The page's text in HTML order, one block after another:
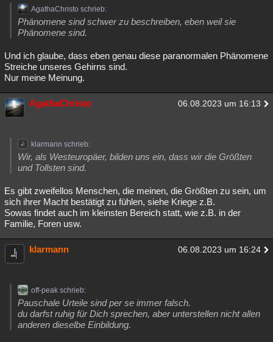
AgathaChristo schrieb:
Phänomene sind schwer zu beschreiben, eben weil sie
Phänomene sind.
Und ich glaube, dass eben genau diese paranormalen Phänomene
Streiche unseres Gehirns sind.
Nur meine Meinung.
AgathaChristo 06.08.2023 um 16:13
klarmann schrieb:
Wir, als Westeuropäer, bilden uns ein, dass wir die Größten
und Tollsten sind.
Es gibt zweifellos Menschen, die meinen, die Größten zu sein, um
sich ihrer Macht bestätigt zu fühlen, siehe Kriege z.B.
Sowas findet auch im kleinsten Bereich statt, wie z.B. in der
Familie, Foren usw.
klarmann 06.08.2023 um 16:24
off-peak schrieb:
Pauschale Urteile sind per se immer falsch.
du darfst ruhig für Dich sprechen, aber unterstellen nicht allen
anderen dieselbe Einbildung.